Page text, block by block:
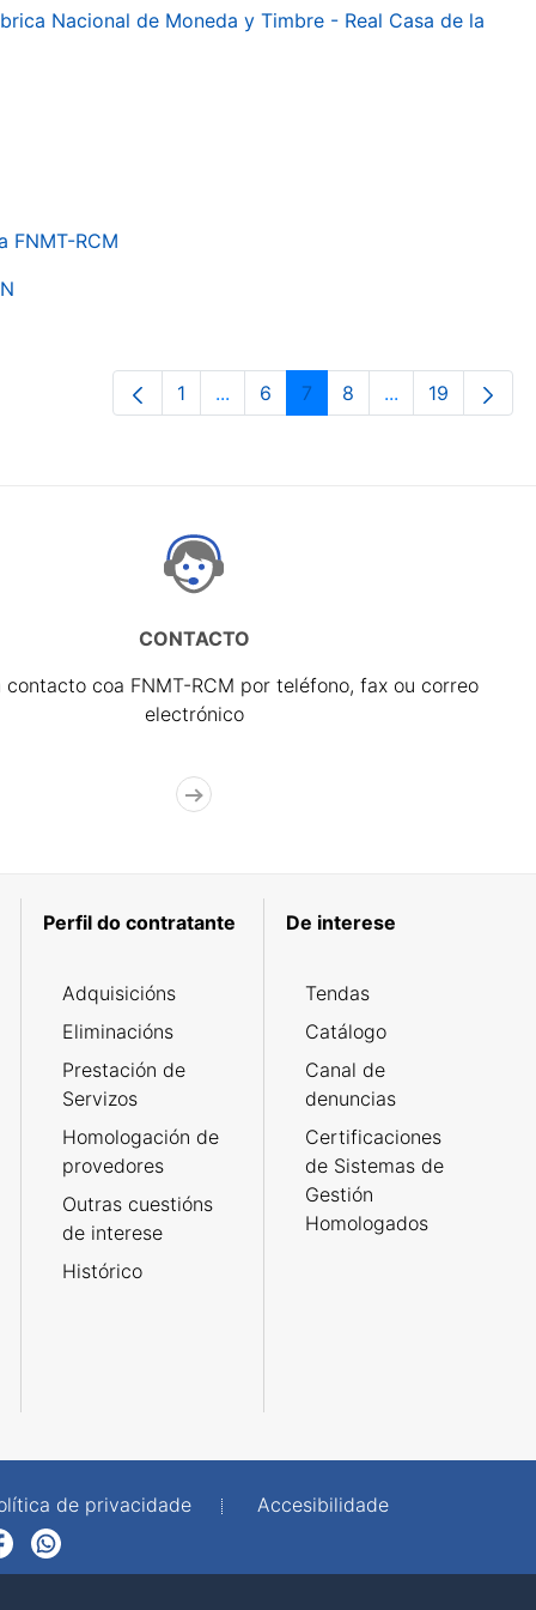
Nacional de Moneda y Timbre - Real Casa de la
FNMT-RCM
Páxina
1 ...Páxinas intermedias Use pestaña
Páxina
6 Páxina
7 Páxina
8 ...PáxinasPáxina
19
CONTACTO
contacto coa FNMT-RCM por teléfono, fax ou correo
electrónico
Perfil do contratante
Adquisicións
Eliminacións
Prestación de
Servizos
Homologación de
provedores
Outras cuestións
de interese
Histórico
De interese
Tendas
Catálogo
Canal de
denuncias
Certificaciones
de Sistemas de
Gestión
Homologados
de privacidade
Accesibilidade